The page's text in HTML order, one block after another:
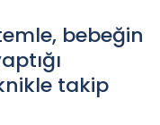
bebeğin
takip